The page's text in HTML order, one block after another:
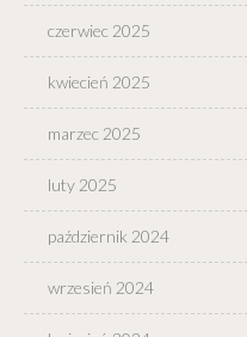
czerwiec 2025
kwiecień 2025
marzec 2025
luty 2025
październik 2024
wrzesień 2024